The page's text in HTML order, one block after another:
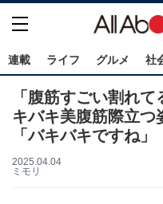
連載 ライフ グルメ 社
「腹筋すごい割れ
キバキ美腹筋際立つ
「バキバキですね」
2025.04.04
ミモリ